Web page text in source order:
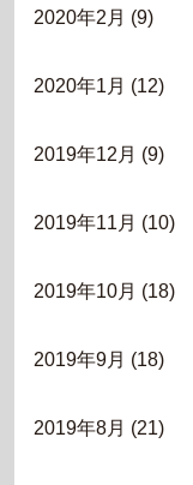
2020年2月 (9)
2020年1月 (12)
2019年12月 (9)
2019年11月 (10)
2019年10月 (18)
2019年9月 (18)
2019年8月 (21)